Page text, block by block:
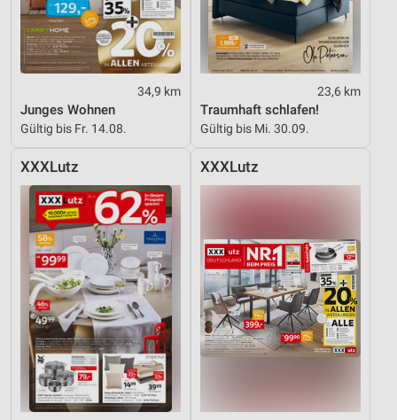
34,9 km
Junges Wohnen
Gültig bis Fr. 14.08.
23,6 km
Traumhaft schlafen!
Gültig bis Mi. 30.09.
XXXLutz XXXLutz